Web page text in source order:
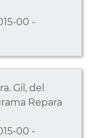
00 -
Gil, del
Repara
00 -